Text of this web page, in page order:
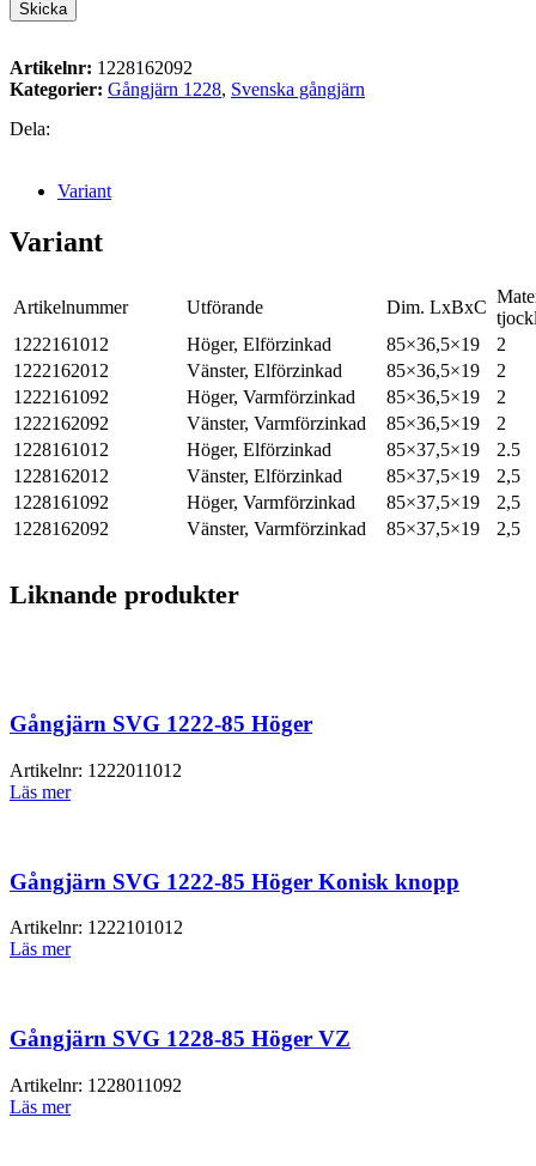
Artikelnr: 1228162092
Kategorier: Gångjärn 1228, Svenska gångjärn
Dela:
Variant
Variant
Artikelnummer Utförande Dim. LxBxC
1222161012
Höger, Elförzinkad 85×36,5×19
2
1222162012
Vänster, Elförzinkad 85×36,5×19
2
1222161092
Höger, Varmförzinkad 85×36,5×19
2
1222162092
Vänster, Varmförzinkad 85×36,5×19
2
1228161012
Höger, Elförzinkad 85×37,5×19
2.5
1228162012
Vänster, Elförzinkad 85×37,5×19
2,5
1228161092
Höger, Varmförzinkad 85×37,5×19
2,5
1228162092
Vänster, Varmförzinkad 85×37,5×19 2,5
Liknande produkter
Gångjärn SVG 1222-85 Höger
Artikelnr: 1222011012
Läs mer
Gångjärn SVG 1222-85 Höger Konisk knopp
Artikelnr: 1222101012
Läs mer
Gångjärn SVG 1228-85 Höger VZ
Artikelnr: 1228011092
Läs mer